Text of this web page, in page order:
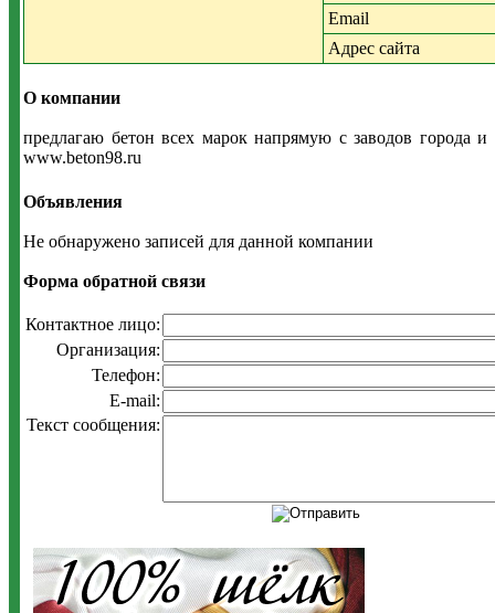
Email
Адрес сайта
О компании
предлагаю бетон всех марок напрямую с заводов города и
www.beton98.ru
Объявления
Не обнаружено записей для данной компании
Форма обратной связи
Контактное лицо:
Организация:
Телефон:
E-mail:
Текст сообщения: